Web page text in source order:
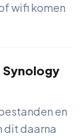
wifi komen
Synology
en
dit daarna